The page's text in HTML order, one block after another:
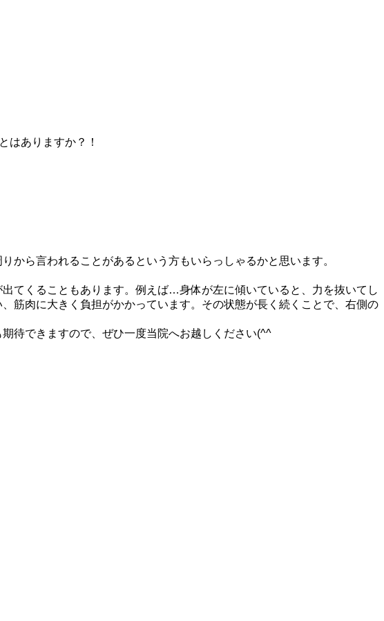
はありますか？！
ら言われることがあるという方もいらっしゃるかと思います。
てくることもあります。 例えば…身体が左に傾いていると、力を抜いてし
筋肉に大きく負担がかかっています。 その状態が長く続くことで、右側の
待できますので、ぜひ一度当院へお越しください(^^ゞ